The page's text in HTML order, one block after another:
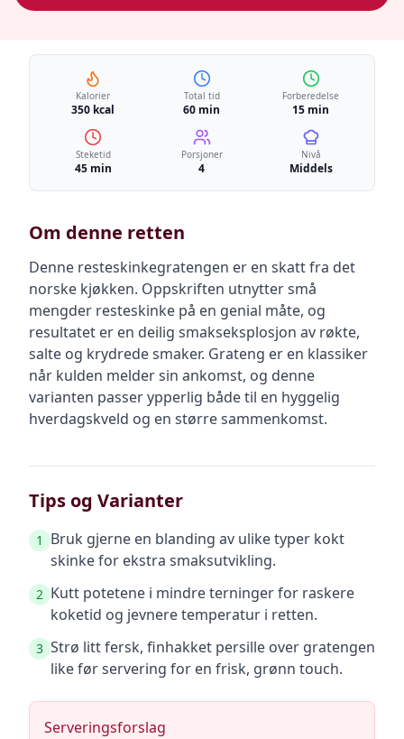
Kalorier
350 kcal
Total tid
60 min
Forberedelse
15 min
Steketid
45 min
Porsjoner
4
Nivå
Middels
Om denne retten
Denne resteskinkegratengen er en skatt fra det
norske kjøkken. Oppskriften utnytter små
mengder resteskinke på en genial måte, og
resultatet er en deilig smakseksplosjon av røkte,
salte og krydrede smaker. Grateng er en klassiker
når kulden melder sin ankomst, og denne
varianten passer ypperlig både til en hyggelig
hverdagskveld og en større sammenkomst.
Tips og Varianter
1
Bruk gjerne en blanding av ulike typer kokt
skinke for ekstra smaksutvikling.
2 Kutt potetene i mindre terninger for raskere
koketid og jevnere temperatur i retten.
3 Strø litt fersk, finhakket persille over gratengen
like før servering for en frisk, grønn touch.
Serveringsforslag